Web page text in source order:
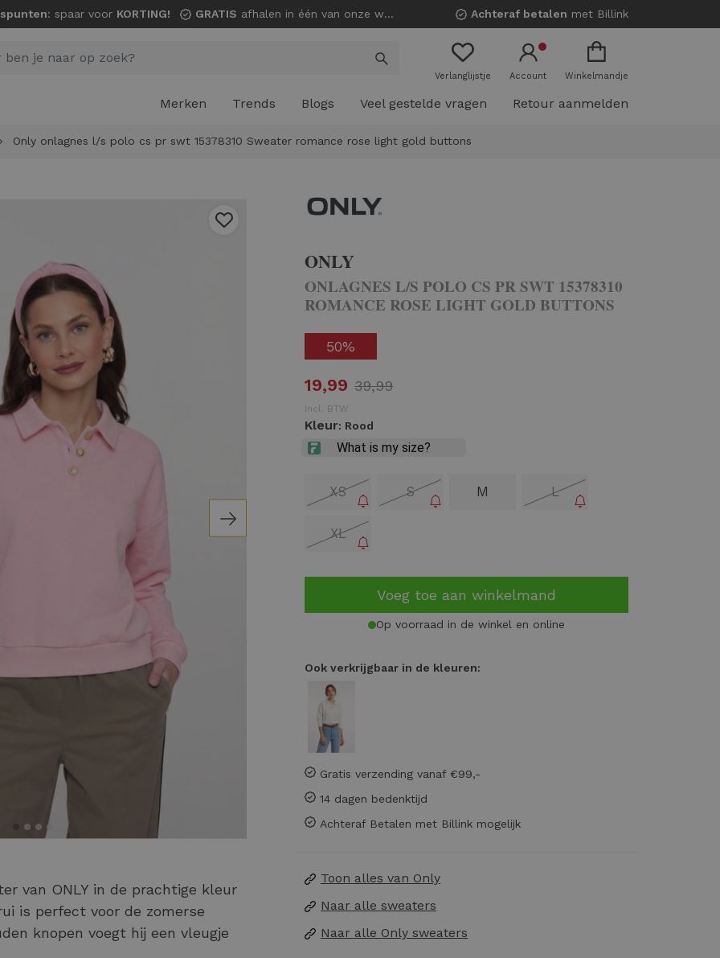
: spaar voor KORTING! GRATIS afhalen in één van onze winkels! Achteraf betalen met Billink
Verlanglijstje Account Winkelmandje
Merken Trends Blogs Veel gestelde vragen Retour aanmelden
Only onlagnes l/s polo cs pr swt 15378310 Sweater romance rose light gold buttons
van ONLY in de prachtige kleur
is perfect voor de zomerse
knopen voegt hij een vleugje
ONLY
ONLAGNES L/S POLO CS PR SWT 15378310
ROMANCE ROSE LIGHT GOLD BUTTONS
50%
19,99 39,99
Incl. BTW
Kleur: Rood
XS S M L
XL
Voeg toe aan winkelmand
Op voorraad in de winkel en online
Ook verkrijgbaar in de kleuren:
Gratis verzending vanaf €99,-
14 dagen bedenktijd
Achteraf Betalen met Billink mogelijk
Toon alles van Only
Naar alle sweaters
Naar alle Only sweaters